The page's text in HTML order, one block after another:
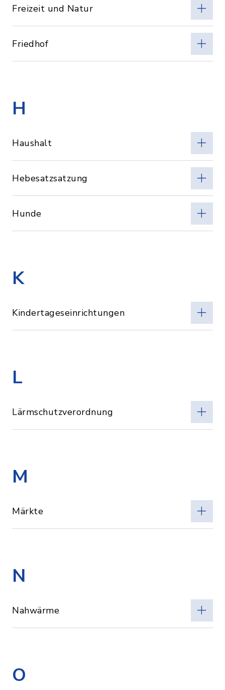
Freizeit und Natur
Friedhof
H
Haushalt
Hebesatzsatzung
Hunde
K
Kindertageseinrichtungen
L
Lärmschutzverordnung
M
Märkte
N
Nahwärme
O